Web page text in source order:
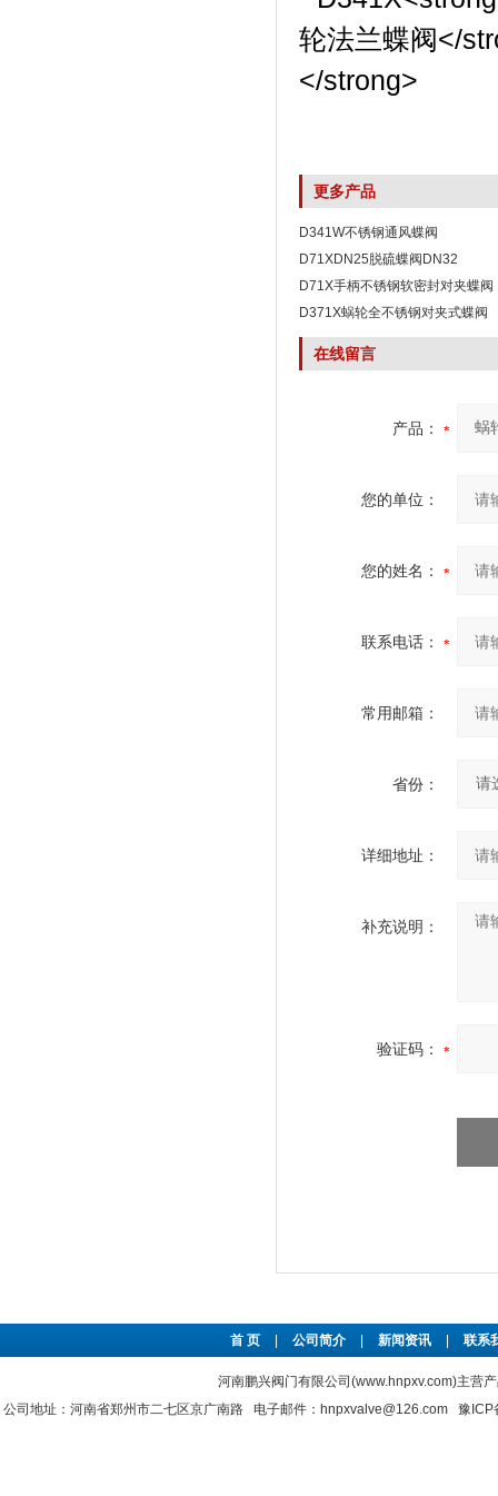
更多产品
D341W不锈钢通风蝶阀
D71XDN25脱硫蝶阀DN32
D71X手柄不锈钢软密封对夹蝶阀
D371X蜗轮全不锈钢对夹式蝶阀
在线留言
产品：
您的单位：
您的姓名：
联系电话：
常用邮箱：
省份：
详细地址：
补充说明：
验证码：
首 页 公司简介 新闻资讯 联系
河南鹏兴阀门有限公司(www.hnpxv.com)主营
公司地址：河南省郑州市二七区京广南路 电子邮件：hnpxvalve@126.com 豫ICP